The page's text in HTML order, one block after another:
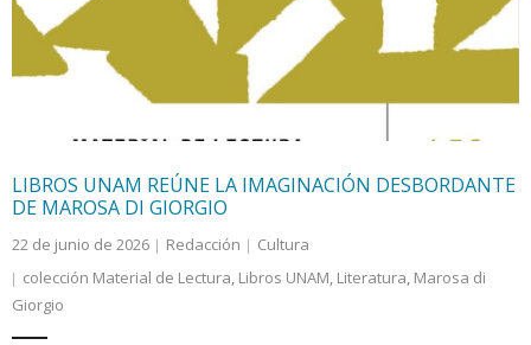
LIBROS UNAM REÚNE LA IMAGINACIÓN DESBORDANTE
DE MAROSA DI GIORGIO
22 de junio de 2026 Redacción
Cultura
colección Material de Lectura Libros UNAM Literatura Marosa di
Giorgio